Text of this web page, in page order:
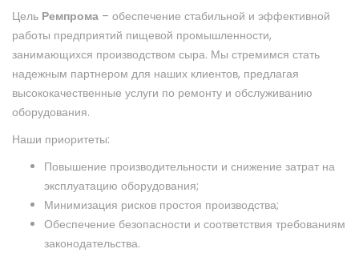
Цель Ремпрома – обеспечение стабильной и эффективной
работы предприятий пищевой промышленности,
занимающихся производством сыра. Мы стремимся стать
надежным партнером для наших клиентов, предлагая
высококачественные услуги по ремонту и обслуживанию
оборудования.
Наши приоритеты:
Повышение производительности и снижение затрат на
эксплуатацию оборудования;
Минимизация рисков простоя производства;
Обеспечение безопасности и соответствия требованиям
законодательства.